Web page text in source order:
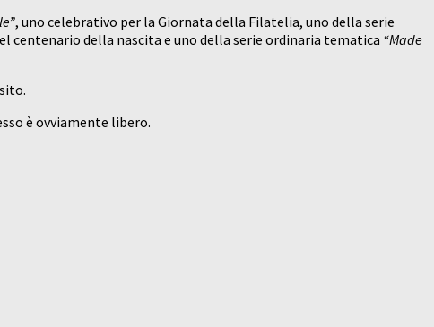
, uno celebrativo per la Giornata della Filatelia, uno della serie
centenario della nascita e uno della serie ordinaria tematica “Made
è ovviamente libero.